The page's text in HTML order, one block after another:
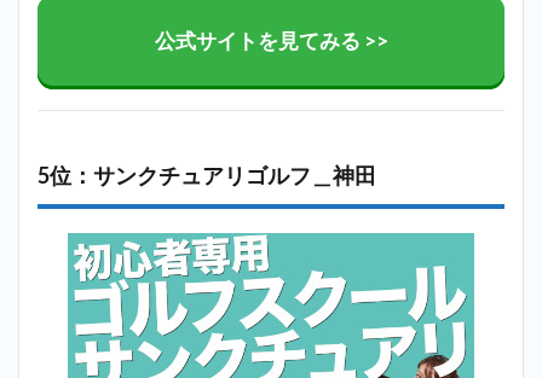
公式サイトを見てみる >>
5位：サンクチュアリゴルフ＿神田